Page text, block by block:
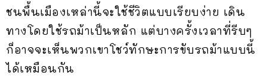
ชนพื้นเมืองเหล่านี้จะใช้ชีวิตแบบเรียบง่าย เดิน
ทางโดยใช้รถม้าเป็นหลัก แต่บางครั้งเวลาที่รีบๆ
ก็อาจจะเห็นพวกเขาโชว์ทักษะการขับรถม้าแบบนี้
ได้เหมือนกัน